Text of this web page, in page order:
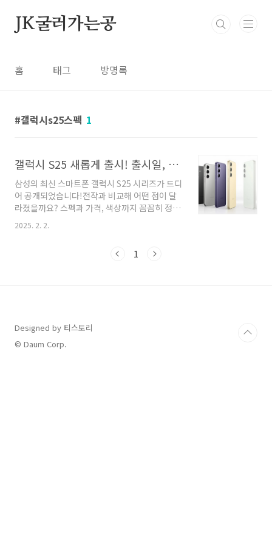
JK굴러가는공
홈 태그 방명록
갤럭시s25스펙 1
갤럭시 S25 새롭게 출시! 출시일, 스펙, 가격, 색상
삼성의 최신 스마트폰 갤럭시 S25 시리즈가 드디
어 공개되었습니다!전작과 비교해 어떤 점이 달
라졌을까요? 스펙과 가격, 색상까지 꼼꼼히 정리
했으니 구매를 고민하고 계신 분들께 많은 도움
이 될 거예요! 😊📅 출시일 및 구매 정보갤럭시
다.공식 발표일: 2025년 1월 22일사전 예약 기
펙 정리갤럭시 S25 시리즈의 각 모델별 주요 스
펙을 한눈에 볼 수 있도록 정리한 표입니다.디스
2025. 2. 2.
1
Designed by 티스토리
© Daum Corp.